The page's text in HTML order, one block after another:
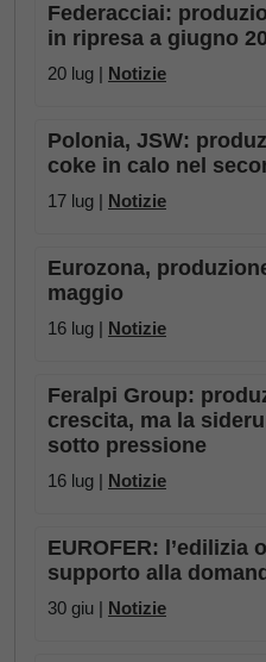
Federacciai:
in ripresa a giugno
20 lug | Notizie
Polonia, JSW:
coke in calo nel
17 lug | Notizie
Eurozona,
maggio
16 lug | Notizie
Feralpi Group:
crescita, ma la
sotto pressione
16 lug | Notizie
EUROFER: l’edilizia
supporto alla
30 giu | Notizie